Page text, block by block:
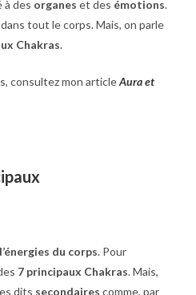
à des organes et des émotions.
tout le corps. Mais, on parle
Chakras.
consultez mon articleAura et
du corps. Pour
7 principaux Chakras. Mais,
dits secondaires comme, par